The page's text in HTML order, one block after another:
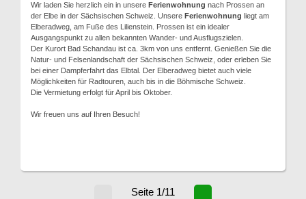
Wir laden Sie herzlich ein in unsere Ferienwohnung nach Prossen an
der Elbe in der Sächsischen Schweiz. Unsere Ferienwohnung liegt am
Elberadweg, am Fuße des Lilienstein. Prossen ist ein idealer
Ausgangspunkt zu allen bekannten Wander- und Ausflugszielen.
Der Kurort Bad Schandau ist ca. 3km von uns entfernt. Genießen Sie die
Natur- und Felsenlandschaft der Sächsischen Schweiz, oder erleben Sie
bei einer Dampferfahrt das Elbtal. Der Elberadweg bietet auch viele
Möglichkeiten für Radtouren, auch bis in die Böhmische Schweiz.
Die Vermietung erfolgt für April bis Oktober.
Wir freuen uns auf Ihren Besuch!
Seite 1/11